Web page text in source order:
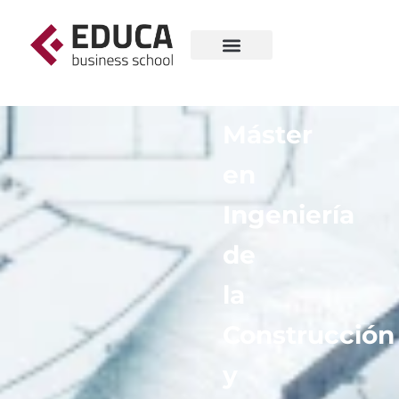
Máster
Ingeniería
de
Construcción